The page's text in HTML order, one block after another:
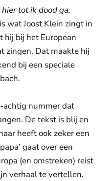
tot ik dood ga.
wat Joost Klein zingt in
hij bij het European
zingen. Dat maakte hij
bij een speciale
achtig nummer dat
De tekst is blij en
heeft ook zeker een
gaat over een
(en omstreken) reist
verhaal te vertellen.